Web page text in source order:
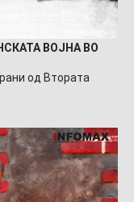
ВОЈНА ВО
од Втората